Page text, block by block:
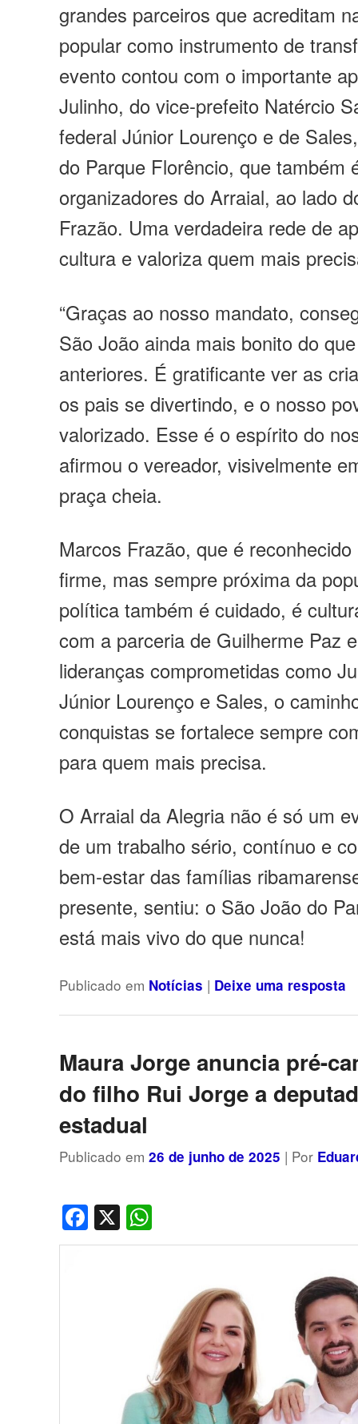
grandes parceiros que acreditam
popular como instrumento de
evento contou com o importante
Julinho, do vice-prefeito Natércio
federal Júnior Lourenço e de
do Parque Florêncio, que também
organizadores do Arraial, ao lado
Frazão. Uma verdadeira rede de
cultura e valoriza quem mais
“Graças ao nosso mandato,
São João ainda mais bonito do
anteriores. É gratificante ver as
os pais se divertindo, e o nosso
valorizado. Esse é o espírito do
afirmou o vereador, visivelmente
praça cheia.
Marcos Frazão, que é
firme, mas sempre próxima da
política também é cuidado, é
com a parceria de Guilherme Paz
lideranças comprometidas como
Júnior Lourenço e Sales, o
conquistas se fortalece sempre
para quem mais precisa.
O Arraial da Alegria não é só um
de um trabalho sério, contínuo e
bem-estar das famílias
presente, sentiu: o São João do
está mais vivo do que nunca!
Publicado em Notícias | Deixe uma resposta
Maura Jorge anuncia pré-
do filho Rui Jorge a
estadual
Publicado em26 de junho de 2025 | Por
Facebook
X